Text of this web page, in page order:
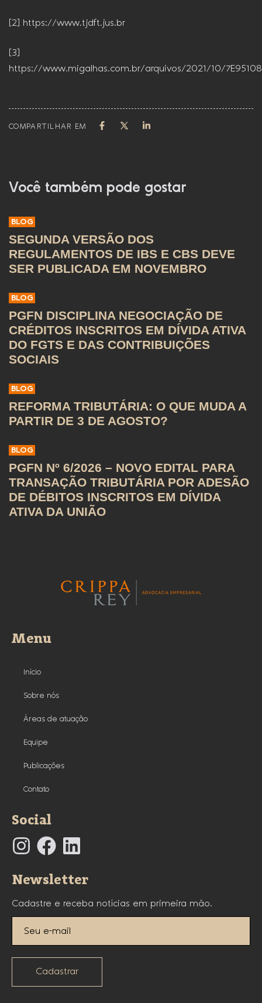
[2] https://www.tjdft.jus.br
[3]
https://www.migalhas.com.br/arquivos/2021/10/
COMPARTILHAR EM
Você também pode gostar
BLOG
SEGUNDA VERSÃO DOS
REGULAMENTOS DE IBS E CBS DEVE
SER PUBLICADA EM NOVEMBRO
BLOG
PGFN DISCIPLINA NEGOCIAÇÃO DE
CRÉDITOS INSCRITOS EM DÍVIDA ATIVA
DO FGTS E DAS CONTRIBUIÇÕES
SOCIAIS
BLOG
REFORMA TRIBUTÁRIA: O QUE MUDA A
PARTIR DE 3 DE AGOSTO?
BLOG
PGFN Nº 6/2026 – NOVO EDITAL PARA
TRANSAÇÃO TRIBUTÁRIA POR ADESÃO
DE DÉBITOS INSCRITOS EM DÍVIDA
ATIVA DA UNIÃO
Menu
Início
Sobre nós
Áreas de atuação
Equipe
Publicações
Contato
Social
Newsletter
Cadastre e receba notícias em primeira mão.
Cadastrar